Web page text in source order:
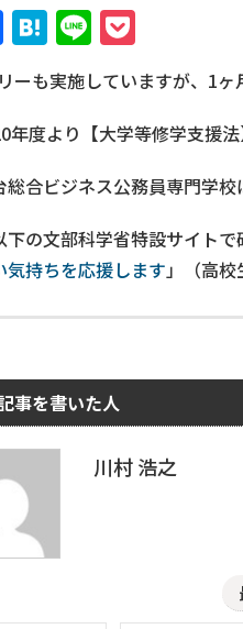
Facebook
Hatena
Line
ーも実施していますが、1ヶ
年度より【大学等修学支援
合ビジネス公務員専門学校
下の文部科学省特設サイト
気持ちを応援します 」（高校
事を書いた人
川村 浩之